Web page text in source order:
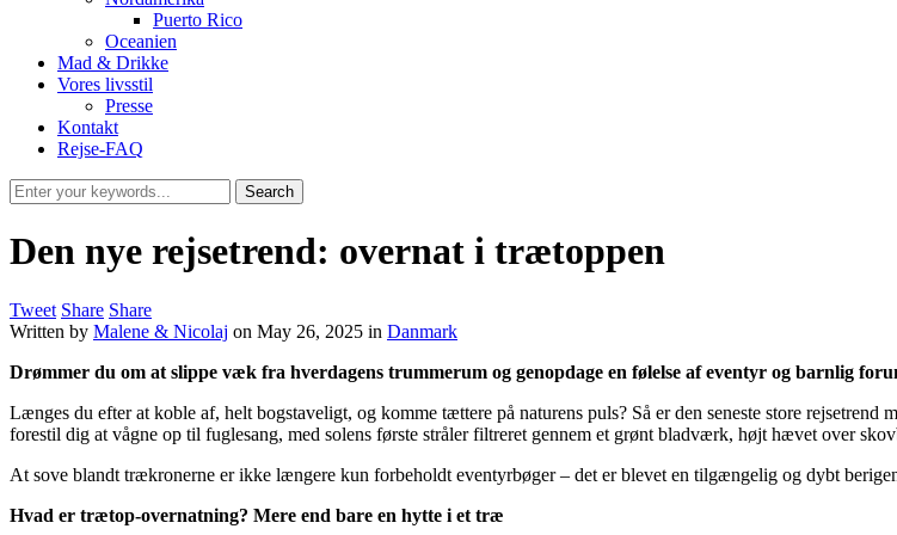
Puerto Rico
Oceanien
Mad & Drikke
Vores livsstil
Presse
Kontakt
Rejse-FAQ
Den nye rejsetrend: overnat i trætoppen
Tweet Share Share
Written by Malene & Nicolaj on May 26, 2025 in Danmark
Drømmer du om at slippe væk fra hverdagens trummerum og genopdage en følelse af eventyr og barnlig
Længes du efter at koble af, helt bogstaveligt, og komme tættere på naturens puls? Så er den seneste store
forestil dig at vågne op til fuglesang, med solens første stråler filtreret gennem et grønt bladværk, højt hævet over
At sove blandt trækronerne er ikke længere kun forbeholdt eventyrbøger – det er blevet en tilgængelig og dybt
Hvad er trætop-overnatning? Mere end bare en hytte i et træ